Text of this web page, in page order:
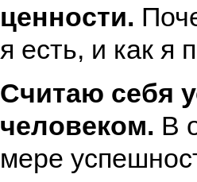
ценности.
я есть, и как я
Считаю себя
человеком. В
мере